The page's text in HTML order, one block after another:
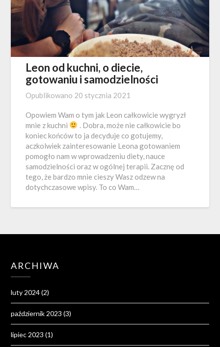
Leon od kuchni, o diecie,
gotowaniu i samodzielności
Opublikowano 20 stycznia 2021
Opowiem Wam o tym jak Leon całkowicie wygryzł
mnie z kuchni
. Dobra, może nie całkowicie bo
koniec końców to ja decyduje co gotujemy,
aczkolwiek zainteresowanie Leona gotowaniem
pomogło nam w wprowadzeniu diety, nauce
samodzielności oraz w ogólnej terapii. Zacznę od
tego, że bardzo mnie cieszy Wasz odzew na
dotychczasowe wpisy. To co Wam…
ARCHIWA
luty 2024(2)
październik 2023 (3)
lipiec 2023 (1)